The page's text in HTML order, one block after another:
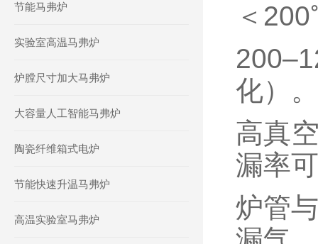
节能马弗炉
实验室高温马弗炉
炉膛尺寸加大马弗炉
大容量人工智能马弗炉
陶瓷纤维箱式电炉
节能快速升温马弗炉
高温实验室马弗炉
＜
化）。
高真
漏率
炉管